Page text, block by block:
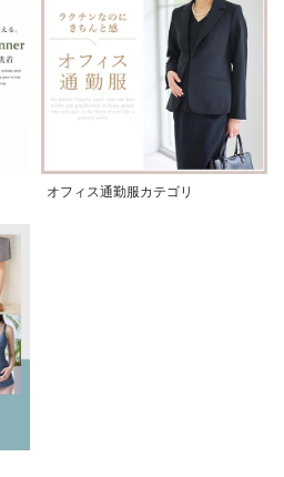
オフィス通勤服カテゴリ